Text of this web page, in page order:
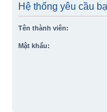
Hệ thống yêu cầu
Tên thành viên:
Mật khẩu: